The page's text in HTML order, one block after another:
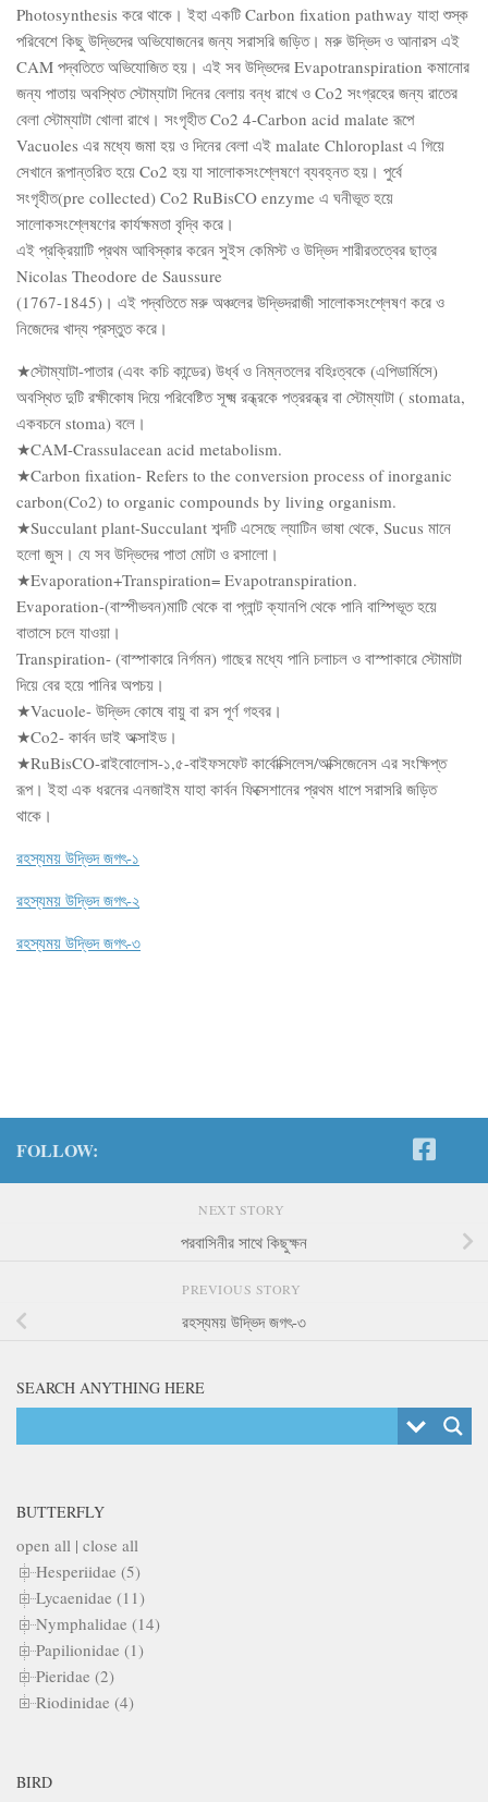
Photosynthesis করে থাকে। ইহা একটি Carbon fixation pathway যাহা শুস্ক
পরিবেশে কিছু উদ্ভিদের অভিযোজনের জন্য সরাসরি জড়িত। মরু উদ্ভিদ ও আনারস এই
CAM পদ্বতিতে অভিযোজিত হয়। এই সব উদ্ভিদের Evapotranspiration কমানোর
জন্য পাতায় অবস্থিত স্টোম্যাটা দিনের বেলায় বন্ধ রাখে ও Co2 সংগ্রহের জন্য রাতের
বেলা স্টোম্যাটা খোলা রাখে। সংগৃহীত Co2 4-Carbon acid malate রূপে
Vacuoles এর মধ্যে জমা হয় ও দিনের বেলা এই malate Chloroplast এ গিয়ে
সেখানে রূপান্তরিত হয়ে Co2 হয় যা সালোকসংশ্লেষণে ব্যবহ্নত হয়। পুর্বে
সংগৃহীত(pre collected) Co2 RuBisCO enzyme এ ঘনীভূত হয়ে
সালোকসংশ্লেষণের কার্যক্ষমতা বৃদ্বি করে।
এই প্রক্রিয়াটি প্রথম আবিস্কার করেন সুইস কেমিস্ট ও উদ্ভিদ শারীরতত্বের ছাত্র
Nicolas Theodore de Saussure
(1767-1845)। এই পদ্বতিতে মরু অঞ্চলের উদ্ভিদরাজী সালোকসংশ্লেষণ করে ও
নিজেদের খাদ্য প্রস্তুত করে।
★স্টোম্যাটা-পাতার (এবং কচি কান্ডের) উর্ধ্ব ও নিম্নতলের বহিঃত্বকে (এপিডার্মিসে)
অবস্থিত দুটি রক্ষীকোষ দিয়ে পরিবেষ্টিত সূক্ষ্ম রন্ধ্রকে পত্ররন্ধ্র বা স্টোম্যাটা ( stomata,
একবচনে stoma) বলে।
★CAM-Crassulacean acid metabolism.
★Carbon fixation- Refers to the conversion process of inorganic
carbon(Co2) to organic compounds by living organism.
★Succulant plant-Succulant শব্দটি এসেছে ল্যাটিন ভাষা থেকে, Sucus মানে
হলো জুস। যে সব উদ্ভিদের পাতা মোটা ও রসালো।
★Evaporation+Transpiration= Evapotranspiration.
Evaporation-(বাস্পীভবন)মাটি থেকে বা প্লান্ট ক্যানপি থেকে পানি বাস্পিভূত হয়ে
বাতাসে চলে যাওয়া।
Transpiration- (বাস্পাকারে নির্গমন) গাছের মধ্যে পানি চলাচল ও বাস্পাকারে স্টোমাটা
দিয়ে বের হয়ে পানির অপচয়।
★Vacuole- উদ্ভিদ কোষে বায়ু বা রস পূর্ণ গহবর।
★Co2- কার্বন ডাই অক্সাইড।
★RuBisCO-রাইবোলোস-১,৫-বাইফসফেট কার্বোক্সিলেস/অক্সিজেনেস এর সংক্ষিপ্ত
রূপ। ইহা এক ধরনের এনজাইম যাহা কার্বন ফিক্সেশানের প্রথম ধাপে সরাসরি জড়িত
থাকে।
রহস্যময় উদ্ভিদ জগৎ-১
রহস্যময় উদ্ভিদ জগৎ-২
রহস্যময় উদ্ভিদ জগৎ-৩
FOLLOW:
NEXT STORY
পরবাসিনীর সাথে কিছুক্ষন
PREVIOUS STORY
রহস্যময় উদ্ভিদ জগৎ-৩
SEARCH ANYTHING HERE
BUTTERFLY
open all | close all
Hesperiidae (5)
Lycaenidae (11)
Nymphalidae (14)
Papilionidae (1)
Pieridae (2)
Riodinidae (4)
BIRD